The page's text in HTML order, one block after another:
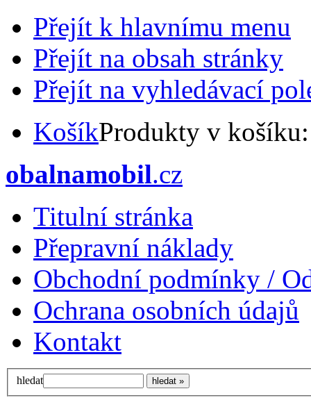
Přejít k hlavnímu menu
Přejít na obsah stránky
Přejít na vyhledávací
KošíkProdukty v
obalnamobil.cz
Titulní stránka
Přepravní náklady
Obchodní podmínky /
Ochrana osobních údajů
Kontakt
hledat